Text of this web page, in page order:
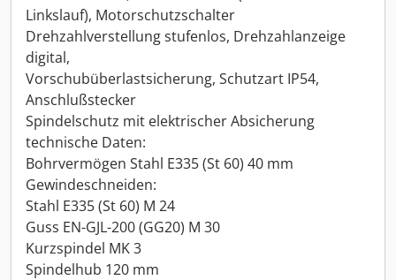
Linkslauf), Motorschutzschalter
Drehzahlverstellung stufenlos, Drehzahlanzeige
digital,
Vorschubüberlastsicherung, Schutzart IP54,
Anschlußstecker
Spindelschutz mit elektrischer Absicherung
technische Daten:
Bohrvermögen Stahl E335 (St 60) 40 mm
Gewindeschneiden:
Stahl E335 (St 60) M 24
Guss EN-GJL-200 (GG20) M 30
Kurzspindel MK 3
Spindelhub 120 mm